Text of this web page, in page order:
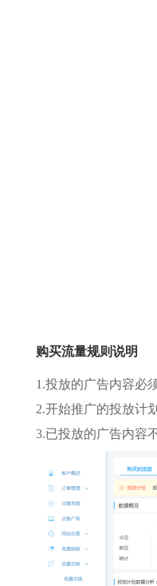
购买流量规则说明
1.投放的广告内容必
2.开始推广的投放计
3.已投放的广告内容